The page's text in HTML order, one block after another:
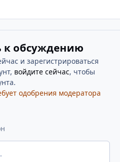
к обсуждению
и зарегистрироваться
войдите сейчас, чтобы
одобрения модератора